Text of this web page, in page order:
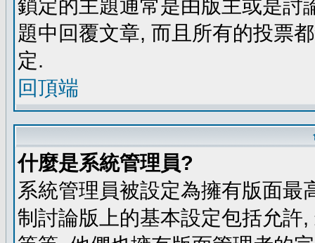
鎖定的主題通常是由版主或是討
題中回覆文章, 而且所有的投票
定.
回頂端
什麼是系統管理員?
系統管理員被設定為擁有版面最
制討論版上的基本設定包括允許